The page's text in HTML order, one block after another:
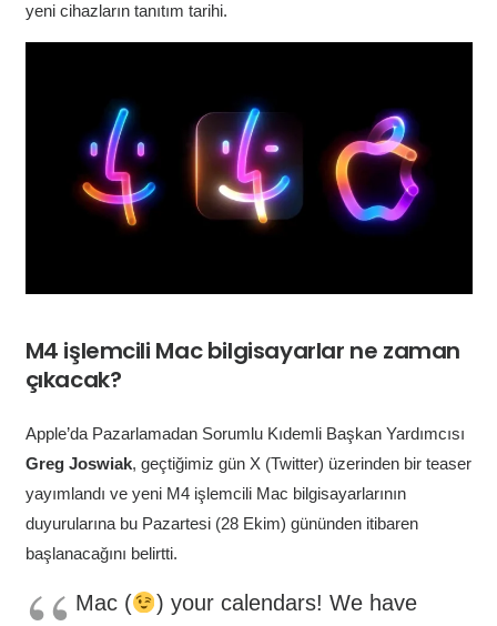
yeni cihazların tanıtım tarihi.
M4 işlemcili Mac bilgisayarlar ne zaman
çıkacak?
Apple’da Pazarlamadan Sorumlu Kıdemli Başkan Yardımcısı
Greg Joswiak, geçtiğimiz gün X (Twitter) üzerinden bir teaser
yayımlandı ve yeni M4 işlemcili Mac bilgisayarlarının
duyurularına bu Pazartesi (28 Ekim) gününden itibaren
başlanacağını belirtti.
Mac (
) your calendars! We have